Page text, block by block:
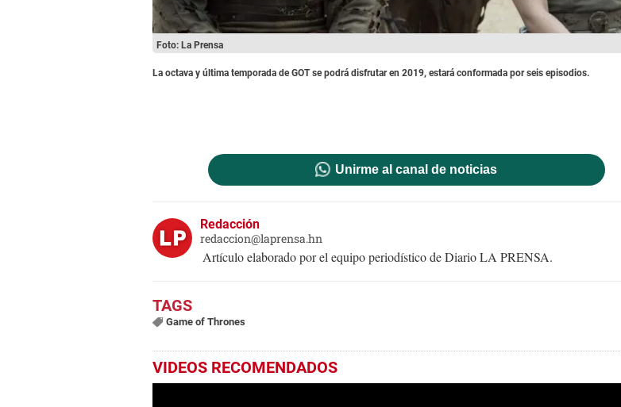
Foto: La Prensa
La octava y última temporada de GOT se podrá disfrutar en 2019, estará conformada por seis episodios.
Unirme al canal de noticias
Redacción
redaccion@laprensa.hn
Artículo elaborado por el equipo periodístico de Diario LA PRENSA.
Game of Thrones
VIDEOS RECOMENDADOS